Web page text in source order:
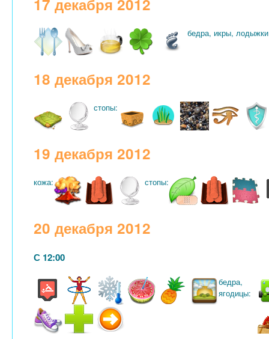
бедра, икры,
18 декабря 2012
стопы:
19 декабря 2012
кожа: стопы:
20 декабря 2012
С 12:00
бедра,
ягодицы: